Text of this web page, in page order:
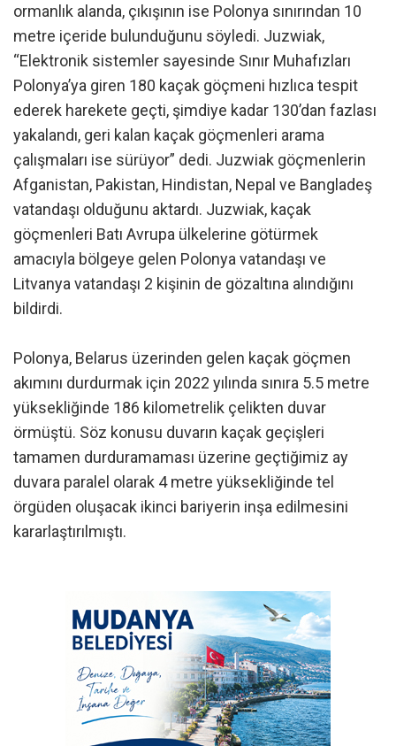
ormanlık alanda, çıkışının ise Polonya sınırından 10
metre içeride bulunduğunu söyledi. Juzwiak,
“Elektronik sistemler sayesinde Sınır Muhafızları
Polonya’ya giren 180 kaçak göçmeni hızlıca tespit
ederek harekete geçti, şimdiye kadar 130’dan fazlası
yakalandı, geri kalan kaçak göçmenleri arama
çalışmaları ise sürüyor” dedi. Juzwiak göçmenlerin
Afganistan, Pakistan, Hindistan, Nepal ve Bangladeş
vatandaşı olduğunu aktardı. Juzwiak, kaçak
göçmenleri Batı Avrupa ülkelerine götürmek
amacıyla bölgeye gelen Polonya vatandaşı ve
Litvanya vatandaşı 2 kişinin de gözaltına alındığını
bildirdi.
Polonya, Belarus üzerinden gelen kaçak göçmen
akımını durdurmak için 2022 yılında sınıra 5.5 metre
yüksekliğinde 186 kilometrelik çelikten duvar
örmüştü. Söz konusu duvarın kaçak geçişleri
tamamen durduramaması üzerine geçtiğimiz ay
duvara paralel olarak 4 metre yüksekliğinde tel
örgüden oluşacak ikinci bariyerin inşa edilmesini
kararlaştırılmıştı.